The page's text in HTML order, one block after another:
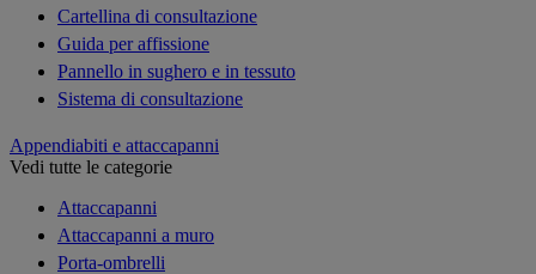
Cartellina di consultazione
Guida per affissione
Pannello in sughero e in tessuto
Sistema di consultazione
Appendiabiti e attaccapanni
Vedi tutte le categorie
Attaccapanni
Attaccapanni a muro
Porta-ombrelli